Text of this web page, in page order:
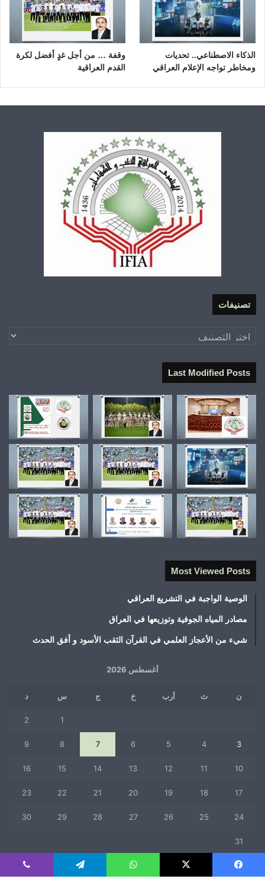
الذكاء الاصطناعي.. تحديات
ومخاطر تواجه الإعلام العراقي
وقفة … من أجل غدٍ أفضل لكرة
القدم العراقية
تصنيفات
تصنيفات
Last Modified Posts
Most Viewed Posts
الوصية الواجبة في التشريع العراقي
مصادر المياه الجوفية وتوزيعها في العراق
شيء من الأعجاز العلمي في القرآن الثقب الأسود و أفق الحدث
أغسطس 2026
ن ث أرب خ ج س د
1
2
3
4
5
6
7
8
9
10
11
12
13
14
15
16
17
18
19
20
21
22
23
24
25
26
27
28
29
30
31
« يوليو
فيسبوك ‫X واتساب تيلقرام ڤايبر